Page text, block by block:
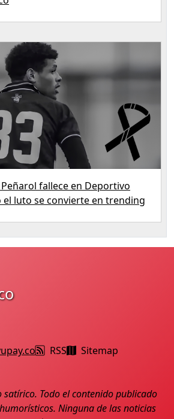
fallece en Deportivo
luto se convierte en trending
RSS Sitemap
satírico. Todo el contenido publicado
Ninguna de las noticias